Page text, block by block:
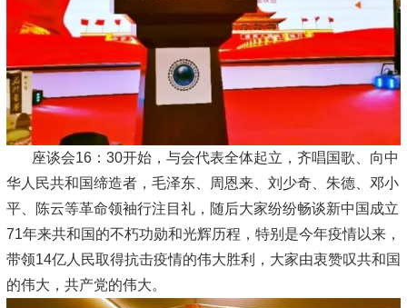
座谈会16：30开始，与会代表全体起立，齐唱国歌、向中
华人民共和国缔造者，毛泽东、周恩来、刘少奇、朱德、邓小
平、陈云等革命领袖行注目礼，随后大家纷纷畅谈新中国成立
71年来共和国的不朽功勋和光辉历程，特别是今年疫情以来，
带领14亿人民取得抗击疫情的伟大胜利，大家由衷赞叹共和国
的伟大，共产党的伟大。